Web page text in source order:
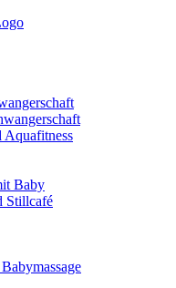
Aquafitness
Baby
Stillcafé